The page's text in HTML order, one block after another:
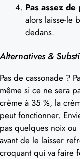
Pas assez de
alors laisse-le
dedans.
Alternatives &
Pas de cassonade ?
même si ce ne sera
crème à 35 %, la
peut fonctionner.
pas quelques noix
avant de le laisser
croquant qui va faire